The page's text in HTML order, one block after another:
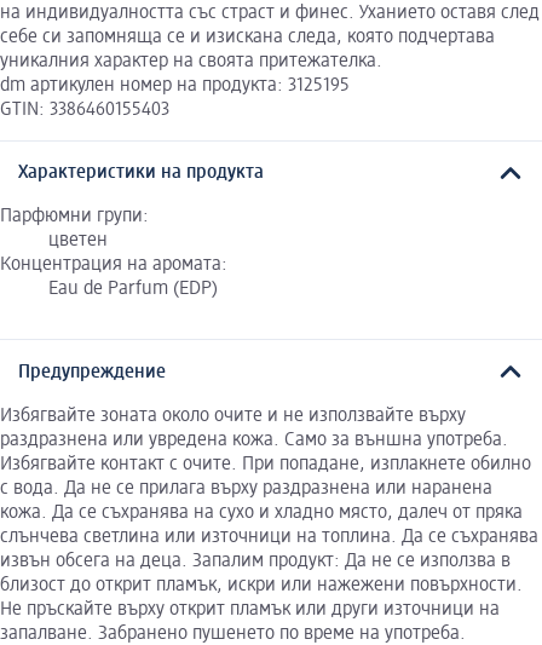
на индивидуалността със страст и финес. Уханието оставя след
себе си запомняща се и изискана следа, която подчертава
уникалния характер на своята притежателка.
dm артикулен номер на продукта: 3125195
GTIN: 3386460155403
Характеристики на продукта
Парфюмни групи:
цветен
Концентрация на аромата:
Eau de Parfum (EDP)
Предупреждение
Избягвайте зоната около очите и не използвайте върху
раздразнена или увредена кожа. Само за външна употреба.
Избягвайте контакт с очите. При попадане, изплакнете обилно
с вода. Да не се прилага върху раздразнена или наранена
кожа. Да се съхранява на сухо и хладно място, далеч от пряка
слънчева светлина или източници на топлина. Да се съхранява
извън обсега на деца. Запалим продукт: Да не се използва в
близост до открит пламък, искри или нажежени повърхности.
Не пръскайте върху открит пламък или други източници на
запалване. Забранено пушенето по време на употреба.